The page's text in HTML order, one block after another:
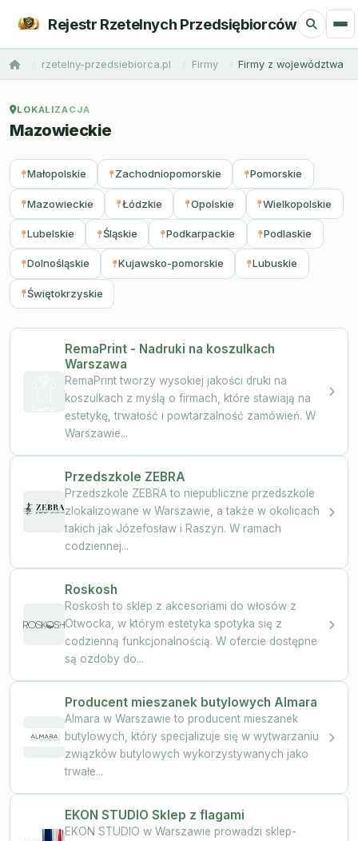
Rejestr Rzetelnych Przedsiębiorców
rzetelny-przedsiebiorca.pl Firmy Firmy z województwa
LOKALIZACJA
Mazowieckie
Małopolskie Zachodniopomorskie Pomorskie
Mazowieckie Łódzkie Opolskie Wielkopolskie
Lubelskie Śląskie Podkarpackie Podlaskie
Dolnośląskie Kujawsko-pomorskie Lubuskie
Świętokrzyskie
RemaPrint - Nadruki na koszulkach
Warszawa
RemaPrint tworzy wysokiej jakości druki na
koszulkach z myślą o firmach, które stawiają na
estetykę, trwałość i powtarzalność zamówień. W
Warszawie...
Przedszkole ZEBRA
Przedszkole ZEBRA to niepubliczne przedszkole
zlokalizowane w Warszawie, a także w okolicach
takich jak Józefosław i Raszyn. W ramach
codziennej...
Roskosh
Roskosh to sklep z akcesoriami do włosów z
Otwocka, w którym estetyka spotyka się z
codzienną funkcjonalnością. W ofercie dostępne
są ozdoby do...
Producent mieszanek butylowych Almara
Almara w Warszawie to producent mieszanek
butylowych, który specjalizuje się w wytwarzaniu
związków butylowych wykorzystywanych jako
trwałe...
EKON STUDIO Sklep z flagami
EKON STUDIO w Warszawie prowadzi sklep-